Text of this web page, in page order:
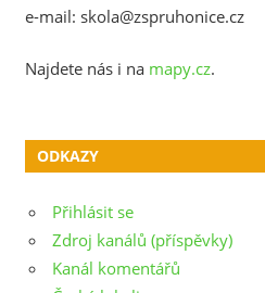
e-mail: skola@zspruhonice.cz
Najdete nás i na mapy.cz.
ODKAZY
Přihlásit se
Zdroj kanálů (příspěvky)
Kanál komentářů